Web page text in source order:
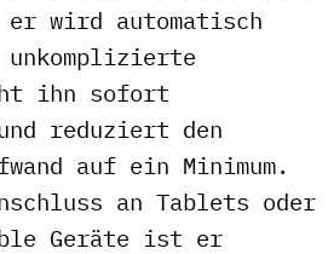
er wird automatisch
ihn sofort
reduziert den
auf ein Minimum.
an Tablets oder
Geräte ist er